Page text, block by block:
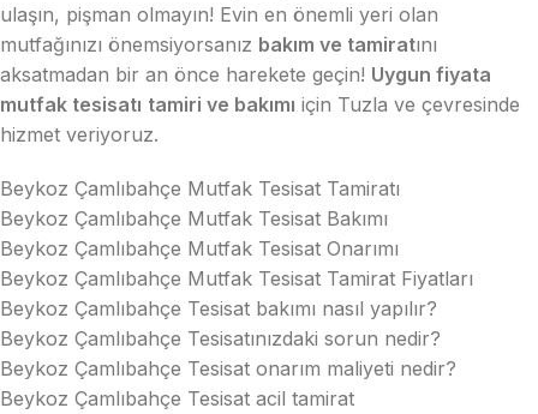
ulaşın, pişman olmayın! Evin en önemli yeri olan
mutfağınızı önemsiyorsanız bakım ve tamiratını
aksatmadan bir an önce harekete geçin! Uygun fiyata
mutfak tesisatı tamiri ve bakımı için Tuzla ve çevresinde
hizmet veriyoruz.
Beykoz Çamlıbahçe Mutfak Tesisat Tamiratı
Beykoz Çamlıbahçe Mutfak Tesisat Bakımı
Beykoz Çamlıbahçe Mutfak Tesisat Onarımı
Beykoz Çamlıbahçe Mutfak Tesisat Tamirat Fiyatları
Beykoz Çamlıbahçe Tesisat bakımı nasıl yapılır?
Beykoz Çamlıbahçe Tesisatınızdaki sorun nedir?
Beykoz Çamlıbahçe Tesisat onarım maliyeti nedir?
Beykoz Çamlıbahçe Tesisat acil tamirat